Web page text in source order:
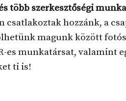
több szerkesztőségi
csatlakoztak hozzánk, a
magunk között
es munkatársat, valamint
ti is!